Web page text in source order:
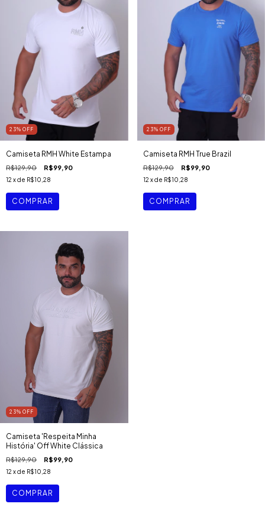
23% OFF
Camiseta RMH White Estampa
R$129,90 R$99,90
12 x de R$10,28
COMPRAR
23% OFF
Camiseta RMH True Brazil
R$129,90 R$99,90
12 x de R$10,28
COMPRAR
23% OFF
Camiseta 'Respeita Minha
História' Off White Clássica
R$129,90 R$99,90
12 x de R$10,28
COMPRAR